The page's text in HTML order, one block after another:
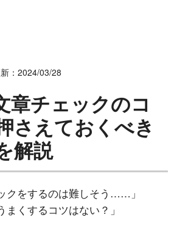
：2024/03/28
章チェックのコ
さえておくべき
解説
クをするのは難しそう……」
まくするコツはない？」